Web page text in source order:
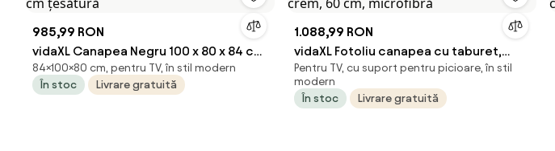
985,99 RON
vidaXL Canapea Negru 100 x 80 x 84 cm
țesătură
84×100×80 cm, pentru TV, în stil modern
În stoc
Livrare gratuită
1.088,99 RON
vidaXL Fotoliu canapea cu taburet,
crem, 60 cm, microfibră
Pentru TV, cu suport pentru picioare, în stil
modern
În stoc
Livrare gratuită